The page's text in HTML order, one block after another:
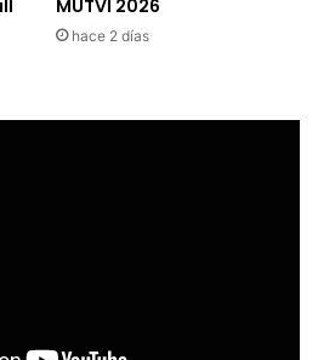
MUTVI 2026
hace 2 días